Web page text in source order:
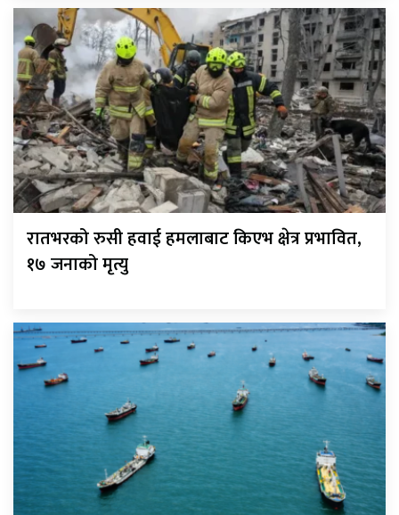
रातभरको रुसी हवाई हमलाबाट किएभ क्षेत्र प्रभावित,
१७ जनाको मृत्यु